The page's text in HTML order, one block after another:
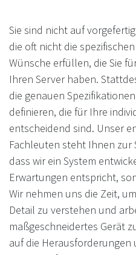
Sie sind nicht auf
die oft nicht die
Wünsche erfüllen, die Sie
Ihren Server haben.
die genauen
definieren, die für Ihre
entscheidend sind. Unser
Fachleuten steht Ihnen zur
dass wir ein System
Erwartungen entspricht,
Wir nehmen uns die Zeit,
Detail zu verstehen und
maßgeschneidertes Gerät
auf die Herausforderungen